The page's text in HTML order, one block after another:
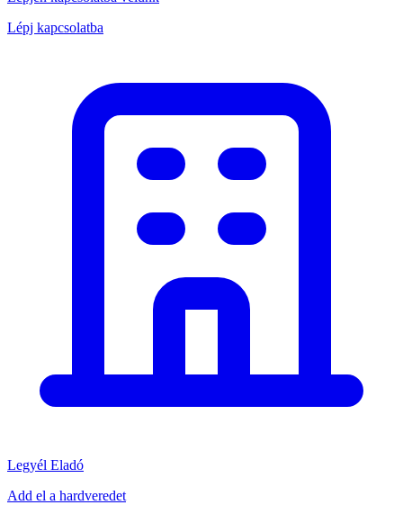
Lépj kapcsolatba
Legyél Eladó
Add el a hardveredet